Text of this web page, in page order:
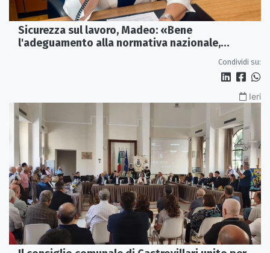
Sicurezza sul lavoro, Madeo: «Bene
l'adeguamento alla normativa nazionale,
Condividi su:
Ieri